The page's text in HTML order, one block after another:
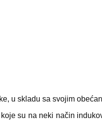
u skladu sa svojim
su na neki način